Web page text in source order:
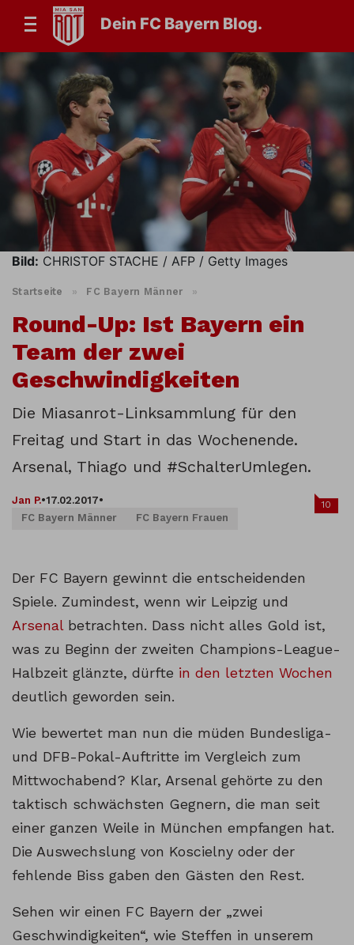
Dein FC Bayern Blog.
Bild: CHRISTOF STACHE / AFP / Getty Images
Startseite » FC Bayern Männer »
Round-Up: Ist Bayern ein
Team der zwei
Geschwindigkeiten
Die Miasanrot-Linksammlung für den
Freitag und Start in das Wochenende.
Arsenal, Thiago und #SchalterUmlegen.
Jan P.•17.02.2017•
FC Bayern Männer
FC Bayern Frauen
10
Der FC Bayern gewinnt die entscheidenden
Spiele. Zumindest, wenn wir Leipzig und
Arsenal betrachten. Dass nicht alles Gold ist,
was zu Beginn der zweiten Champions-League-
Halbzeit glänzte, dürfte in den letzten Wochen
deutlich geworden sein.
Wie bewertet man nun die müden Bundesliga-
und DFB-Pokal-Auftritte im Vergleich zum
Mittwochabend? Klar, Arsenal gehörte zu den
taktisch schwächsten Gegnern, die man seit
einer ganzen Weile in München empfangen hat.
Die Auswechslung von Koscielny oder der
fehlende Biss gaben den Gästen den Rest.
Sehen wir einen FC Bayern der „zwei
Geschwindigkeiten“, wie Steffen in unserem